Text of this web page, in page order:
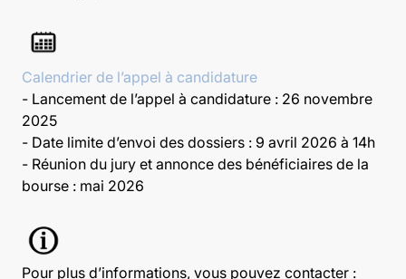
Calendrier de l’appel à candidature
- Lancement de l’appel à candidature : 26 novembre
2025
- Date limite d’envoi des dossiers : 9 avril 2026 à 14h
- Réunion du jury et annonce des bénéficiaires de la
bourse : mai 2026
Pour plus d’informations, vous pouvez contacter :